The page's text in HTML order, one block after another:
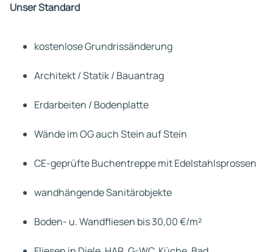
Unser Standard
kostenlose Grundrissänderung
Architekt / Statik / Bauantrag
Erdarbeiten / Bodenplatte
Wände im OG auch Stein auf Stein
CE-geprüfte Buchentreppe mit Edelstahlsprossen
wandhängende Sanitärobjekte
Boden- u. Wandfliesen bis 30,00 €/m²